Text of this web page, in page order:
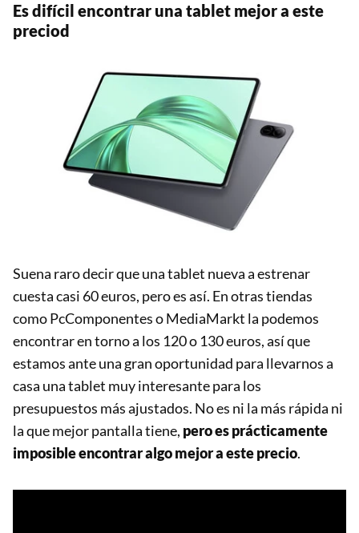
Es difícil encontrar una tablet mejor a este
preciod
Suena raro decir que una tablet nueva a estrenar
cuesta casi 60 euros, pero es así. En otras tiendas
como PcComponentes o MediaMarkt la podemos
encontrar en torno a los 120 o 130 euros, así que
estamos ante una gran oportunidad para llevarnos a
casa una tablet muy interesante para los
presupuestos más ajustados. No es ni la más rápida ni
la que mejor pantalla tiene, pero es prácticamente
imposible encontrar algo mejor a este precio.